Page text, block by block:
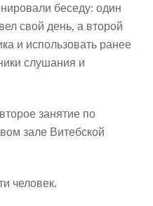
беседу: один
свой день, а второй
и использовать ранее
слушания и
человек.